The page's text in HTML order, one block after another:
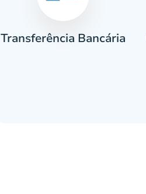
Transferência Bancária